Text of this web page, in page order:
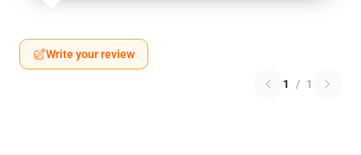
Write your review
1 / 1